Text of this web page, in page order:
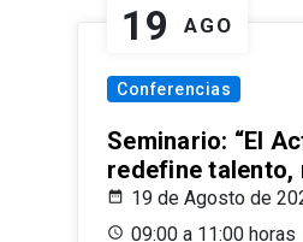
19 AGO
Conferencias
Seminario: “El
redefine talento,
19 de Agosto de
09:00 a 11:00 horas